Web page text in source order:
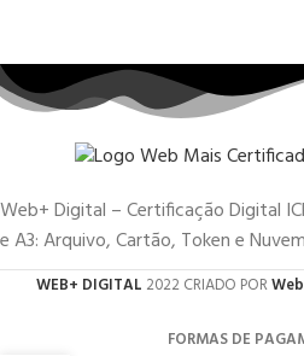
Web+ Digital – Certificação Digital
e A3: Arquivo, Cartão, Token e
WEB+ DIGITAL 2022 CRIADO POR
FORMAS DE